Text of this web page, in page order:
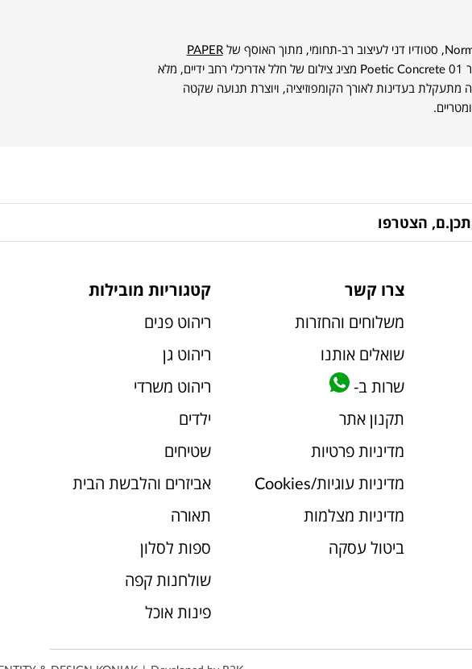
PAPER
. הפוסטר Poetic Concrete 01 מציג צילום של חלל אדריכלי רחב ידיים, מלא
מתעקלת בעדינות לאורך הקומפוזיציה, ויוצרת תנועה שקטה
הצטרפו
צרו קשר
משלוחים והחזרות
שואלים אותנו
שרות ב-
תקנון אתר
מדיניות פרטיות
מדיניות עוגיות/Cookies
מדיניות מצלמות
ביטול עסקה
קטגוריות מובילות
ריהוט פנים
ריהוט גן
ריהוט משרדי
ילדים
שטיחים
אביזרים והלבשת הבית
תאורה
ספות לסלון
שולחנות קפה
פינות אוכל